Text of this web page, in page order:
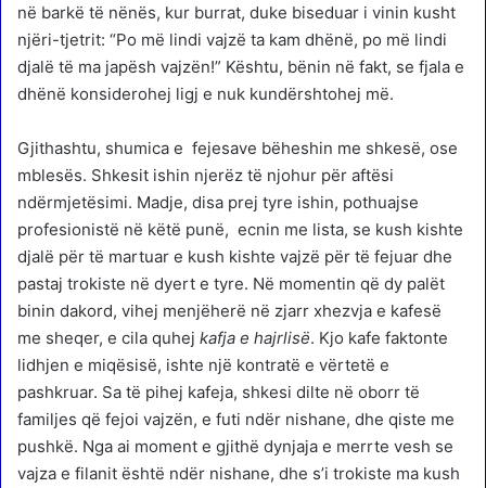
në barkë të nënës, kur burrat, duke biseduar i vinin kusht
njëri-tjetrit: “Po më lindi vajzë ta kam dhënë, po më lindi
djalë të ma japësh vajzën!” Kështu, bënin në fakt, se fjala e
dhënë konsiderohej ligj e nuk kundërshtohej më.
Gjithashtu, shumica e fejesave bëheshin me shkesë, ose
mblesës. Shkesit ishin njerëz të njohur për aftësi
ndërmjetësimi. Madje, disa prej tyre ishin, pothuajse
profesionistë në këtë punë, ecnin me lista, se kush kishte
djalë për të martuar e kush kishte vajzë për të fejuar dhe
pastaj trokiste në dyert e tyre. Në momentin që dy palët
binin dakord, vihej menjëherë në zjarr xhezvja e kafesë
me sheqer, e cila quhej kafja e hajrlisë. Kjo kafe faktonte
lidhjen e miqësisë, ishte një kontratë e vërtetë e
pashkruar. Sa të pihej kafeja, shkesi dilte në oborr të
familjes që fejoi vajzën, e futi ndër nishane, dhe qiste me
pushkë. Nga ai moment e gjithë dynjaja e merrte vesh se
vajza e filanit është ndër nishane, dhe s’i trokiste ma kush